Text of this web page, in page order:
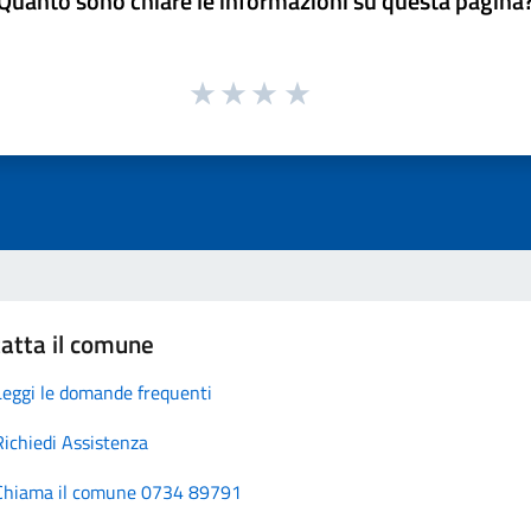
il comune
le domande frequenti
Assistenza
il comune 0734 89791